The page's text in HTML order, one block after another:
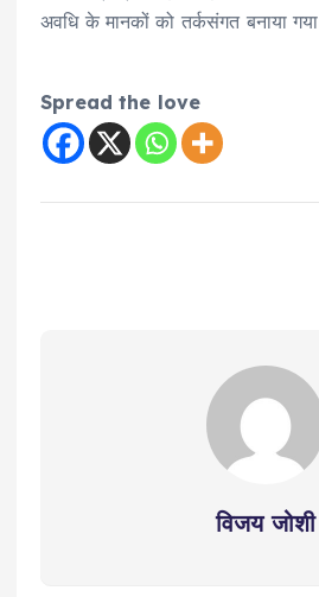
अवधि के मानकों को तर्कसंगत बनाया
Spread the love
विजय जोशी